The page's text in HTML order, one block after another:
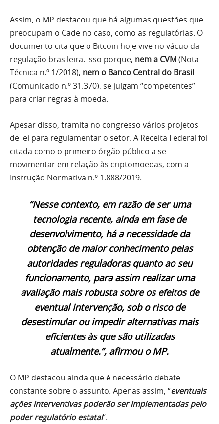
Assim, o MP destacou que há algumas questões que
preocupam o Cade no caso, como as regulatórias. O
documento cita que o Bitcoin hoje vive no vácuo da
regulação brasileira. Isso porque, nem a CVM(Nota
Técnica n.º 1/2018), nem o Banco Central do Brasil
(Comunicado n.º 31.370), se julgam “competentes”
para criar regras à moeda.
Apesar disso, tramita no congresso vários projetos
de lei para regulamentar o setor. A Receita Federal foi
citada como o primeiro órgão público a se
movimentar em relação às criptomoedas, com a
Instrução Normativa n.º 1.888/2019.
“Nesse contexto, em razão de ser uma
tecnologia recente, ainda em fase de
desenvolvimento, há a necessidade da
obtenção de maior conhecimento pelas
autoridades reguladoras quanto ao seu
funcionamento, para assim realizar uma
avaliação mais robusta sobre os efeitos de
eventual intervenção, sob o risco de
desestimular ou impedir alternativas mais
eficientes às que são utilizadas
atualmente.”, afirmou o MP.
O MP destacou ainda que é necessário debate
constante sobre o assunto. Apenas assim, “eventuais
ações interventivas poderão ser implementadas pelo
poder regulatório estatal“.